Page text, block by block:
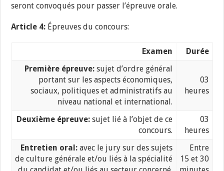
seront convoqués pour passer l’épreuve orale.
Article 4: Épreuves du concours:
Examen
Durée
Première épreuve: sujet d’ordre général
portant sur les aspects économiques,
sociaux, politiques et administratifs au
niveau national et international.
03
heures
Deuxième épreuve: sujet lié à l’objet de ce
concours.
03
heures
Entretien oral: avec le jury sur des sujets
de culture générale et/ou liés à la spécialité
Entre
15 et 30